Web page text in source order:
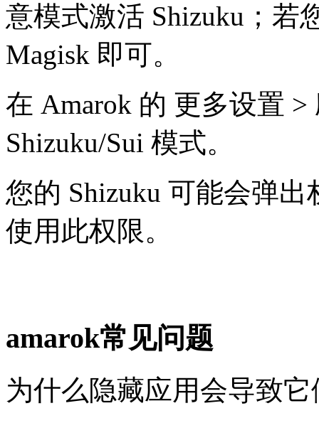
意模式激活 Shizuku；若
Magisk 即可。
在 Amarok 的 更多设置
Shizuku/Sui 模式。
您的 Shizuku 可能会弹
使用此权限。
amarok常见问题
为什么隐藏应用会导致